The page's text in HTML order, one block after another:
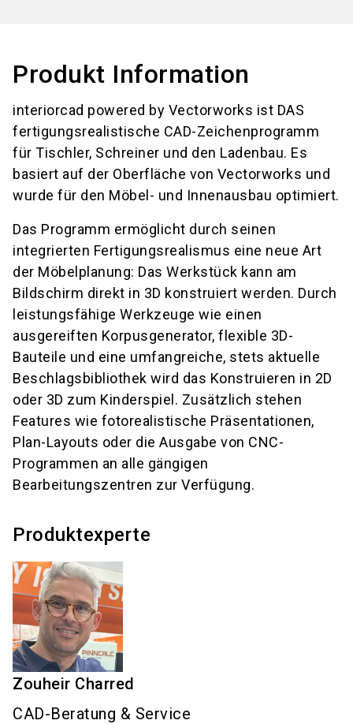
Produkt Information
interiorcad powered by Vectorworks ist DAS
fertigungsrealistische CAD-Zeichenprogramm
für Tischler, Schreiner und den Ladenbau. Es
basiert auf der Oberfläche von Vectorworks und
wurde für den Möbel- und Innenausbau optimiert.
Das Programm ermöglicht durch seinen
integrierten Fertigungsrealismus eine neue Art
der Möbelplanung: Das Werkstück kann am
Bildschirm direkt in 3D konstruiert werden. Durch
leistungsfähige Werkzeuge wie einen
ausgereiften Korpusgenerator, flexible 3D-
Bauteile und eine umfangreiche, stets aktuelle
Beschlagsbibliothek wird das Konstruieren in 2D
oder 3D zum Kinderspiel. Zusätzlich stehen
Features wie fotorealistische Präsentationen,
Plan-Layouts oder die Ausgabe von CNC-
Programmen an alle gängigen
Bearbeitungszentren zur Verfügung.
Produktexperte
Zouheir Charred
CAD-Beratung & Service